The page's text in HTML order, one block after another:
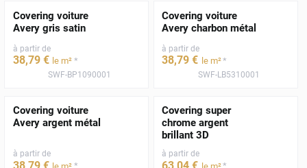
Covering voiture
Avery gris satin
à partir de
38,79 € le m² *
SWF-BP1090001
Covering voiture
Avery charbon métal
à partir de
38,79 € le m²*
SWF-LB5310001
Covering voiture
Avery argent métal
à partir de
38,79 € *
Covering super
chrome argent
brillant 3D
à partir de
63 ,04 € *